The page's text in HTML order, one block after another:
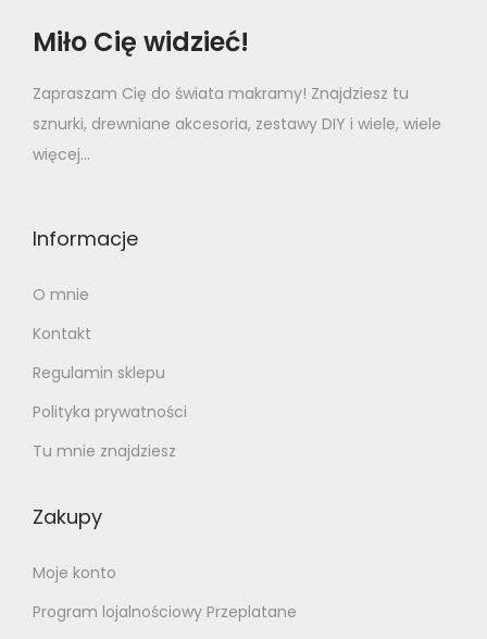
Miło Cię widzieć!
Zapraszam Cię do świata makramy! Znajdziesz tu
sznurki, drewniane akcesoria, zestawy DIY i wiele, wiele
więcej...
Informacje
O mnie
Kontakt
Regulamin sklepu
Polityka prywatności
Tu mnie znajdziesz
Zakupy
Moje konto
Program lojalnościowy Przeplatane